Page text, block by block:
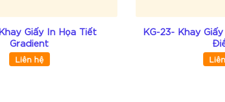
với đơn hàng giá trị lớn.
– đúng tiến độ.
Giấy In Họa Tiết
Gradient
Liên hệ
KG-23- Khay